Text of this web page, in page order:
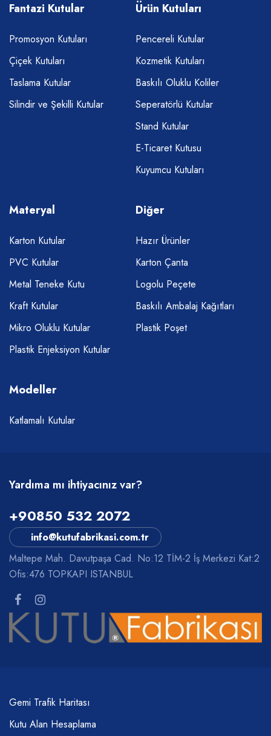
Fantazi Kutular
Promosyon Kutuları
Çiçek Kutuları
Taslama Kutular
Silindir ve Şekilli Kutular
Ürün Kutuları
Pencereli Kutular
Kozmetik Kutuları
Baskılı Oluklu Koliler
Seperatörlü Kutular
Stand Kutular
E-Ticaret Kutusu
Kuyumcu Kutuları
Materyal
Karton Kutular
PVC Kutular
Metal Teneke Kutu
Kraft Kutular
Mikro Oluklu Kutular
Plastik Enjeksiyon Kutular
Diğer
Hazır Ürünler
Karton Çanta
Logolu Peçete
Baskılı Ambalaj Kağıtları
Plastik Poşet
Modeller
Katlamalı Kutular
Yardıma mı ihtiyacınız var?
+90850 532 2072
info@kutufabrikasi.com.tr
Maltepe Mah. Davutpaşa Cad. No:12 TİM-2 İş Merkezi Kat:2
Ofis:476 TOPKAPI ISTANBUL
Gemi Trafik Haritası
Kutu Alan Hesaplama